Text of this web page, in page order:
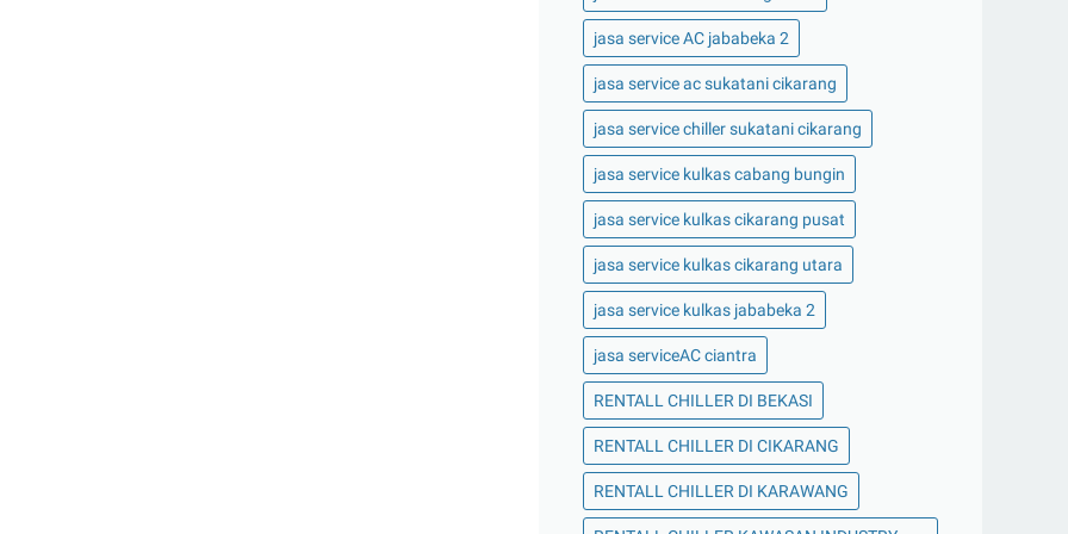
jasa service AC jababeka 2
jasa service ac sukatani cikarang
jasa service chiller sukatani cikarang
jasa service kulkas cabang bungin
jasa service kulkas cikarang pusat
jasa service kulkas cikarang utara
jasa service kulkas jababeka 2
jasa serviceAC ciantra
RENTALL CHILLER DI BEKASI
RENTALL CHILLER DI CIKARANG
RENTALL CHILLER DI KARAWANG